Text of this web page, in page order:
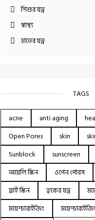
শিশুর যত্ন
স্বাস্থ্য
হাতের যত্ন
TAGS
acne anti aging
Open Pores
skin
Sunblock
sunscreen
অয়েলি স্কিন
ওপেন পোরস
ড্রাই স্কিন
ত্বকের যত্ন
ময়েশ্চারাইজিং